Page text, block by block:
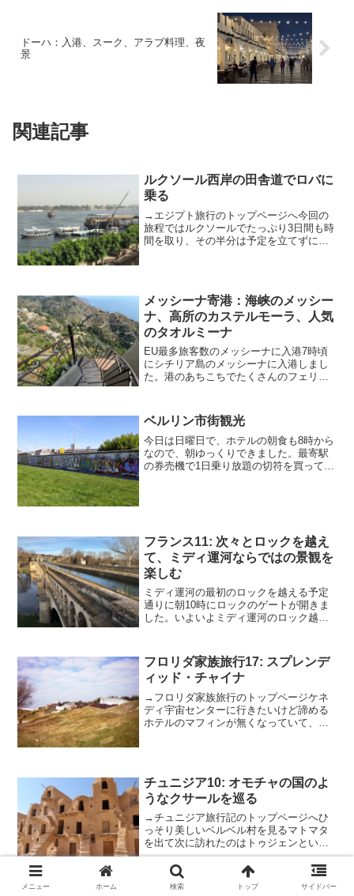
ドーハ：入港、スーク、アラブ料理、夜
景
関連記事
ルクソール西岸の田舎道でロバに
乗る
→エジプト旅行のトップページへ今回の
旅程ではルクソールでたっぷり3日間も時
間を取り、その半分は予定を立てずにお
谷へはロバでも行けると...
メッシーナ寄港：海峡のメッシー
ナ、高所のカステルモーラ、人気
のタオルミーナ
EU最多旅客数のメッシーナに入港7時頃
にシチリア島のメッシーナに入港しまし
た。港のあちこちでたくさんのフェリー
だけでなく、海峡の北西側に浮かぶエオ
リア諸島（世界遺産）の...
ベルリン市街観光
今日は日曜日で、ホテルの朝食も8時から
なので、朝ゆっくりできました。最寄駅
の券売機で1日乗り放題の切符を買って、
フランス11: 次々とロックを越え
て、ミディ運河ならではの景観を
楽しむ
ミディ運河の最初のロックを越える予定
通りに朝10時にロックのゲートが開きま
した。いよいよミディ運河のロック越え
です。パナマ運河にもその大規模なのが
ありますが、ミディ運河...
フロリダ家族旅行17: スプレンデ
ィッド・チャイナ
→フロリダ家族旅行のトップページケネ
ディ宇宙センターに行きたいけど諦める
ホテルのマフィンが無くなっていて、お
チュニジア10: オモチャの国のよ
うなクサールを巡る
→チュニジア旅行記のトップページへひ
っそり美しいベルベル村を見るマトマタ
を出て次に訪れたのはトゥジェンという
ひっそりした村です。ここも古くからの
ベルベル人（北アフリカの先住民）の暮
らすところで、日干し煉瓦で造られた
家々が山にへばりつくように...
メニュー ホーム 検索 トップ サイドバー